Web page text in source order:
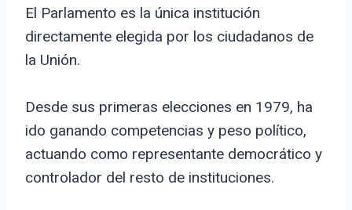
El Parlamento es la única institución
directamente elegida por los ciudadanos de
la Unión.
Desde sus primeras elecciones en 1979, ha
ido ganando competencias y peso político,
actuando como representante democrático y
controlador del resto de instituciones.